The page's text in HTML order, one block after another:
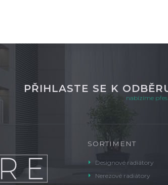
PŘIHLASTE SE K
nabízíme
SORTIMENT
Designové radiátory
Nerezové radiátory